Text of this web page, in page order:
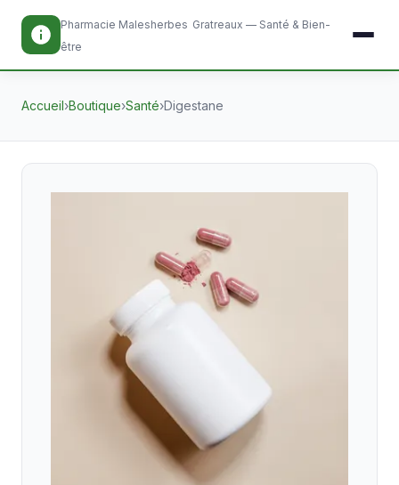
Pharmacie Malesherbes Gratreaux — Santé & Bien-
être
Accueil›Boutique›Santé›Digestane